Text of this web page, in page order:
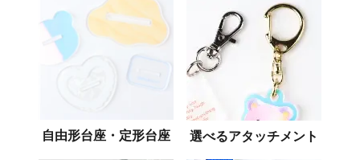
自由形台座・定形台座 選べるアタッチメント